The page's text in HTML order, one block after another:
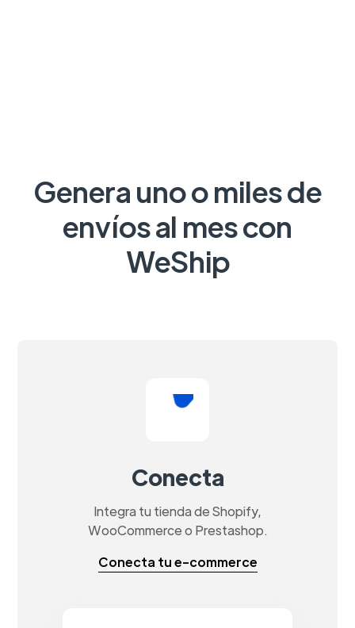
Genera uno o miles de
envíos al mes con
WeShip
Conecta
Integra tu tienda de Shopify,
WooCommerce o Prestashop.
Conecta tu e-commerce